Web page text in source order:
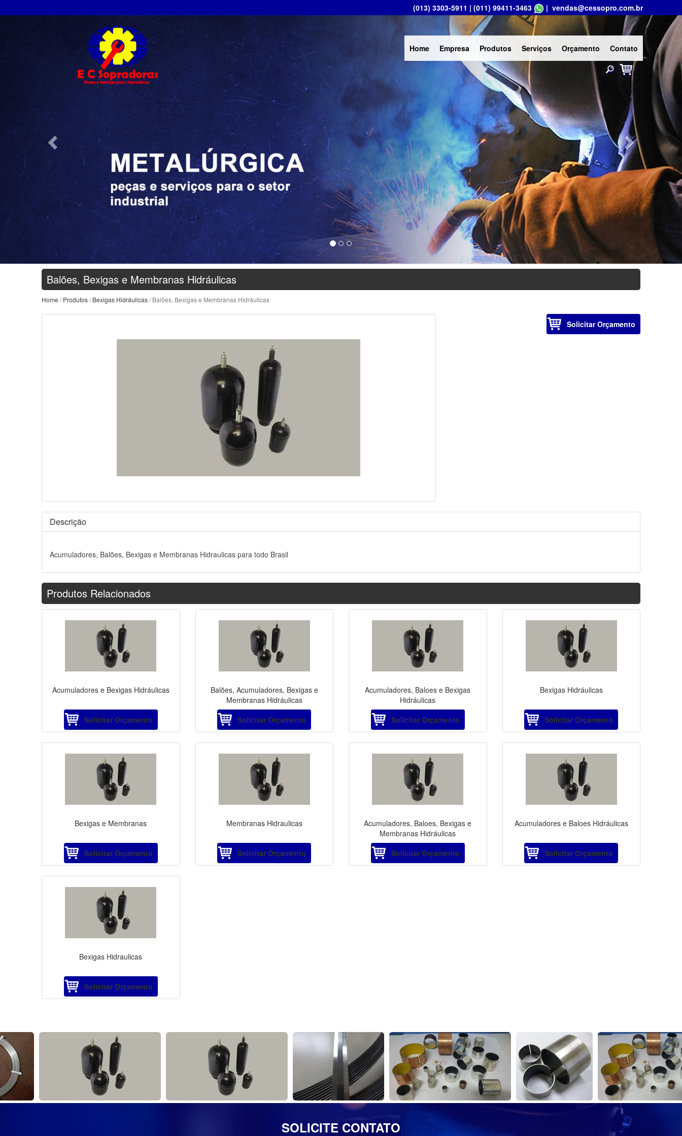
(013) 3303-5911 | (011) 99411-3463 | vendas@cessopro.com.br
Home Empresa Produtos Serviços Orçamento Contato
Next
Balões, Bexigas e Membranas Hidráulicas
Home /Produtos/Bexigas Hidráulicas/ Balões, Bexigas e Membranas Hidráulicas
Solicitar Orçamento
Descrição
Acumuladores, Balões, Bexigas e Membranas Hidraulicas para todo Brasil
Produtos Relacionados
Acumuladores e Bexigas Hidráulicas
Solicitar Orçamento
Balões, Acumuladores, Bexigas e
Membranas Hidráulicas
Solicitar Orçamento
Acumuladores, Baloes e Bexigas
Hidráulicas
Solicitar Orçamento
Bexigas Hidráulicas
Solicitar Orçamento
Bexigas e Membranas
Solicitar Orçamento
Membranas Hidraulicas
Solicitar Orçamento
Acumuladores, Baloes, Bexigas e
Membranas Hidráulicas
Solicitar Orçamento
Acumuladores e Baloes Hidráulicas
Solicitar Orçamento
Bexigas Hidraulicas
Solicitar Orçamento
SOLICITE CONTATO